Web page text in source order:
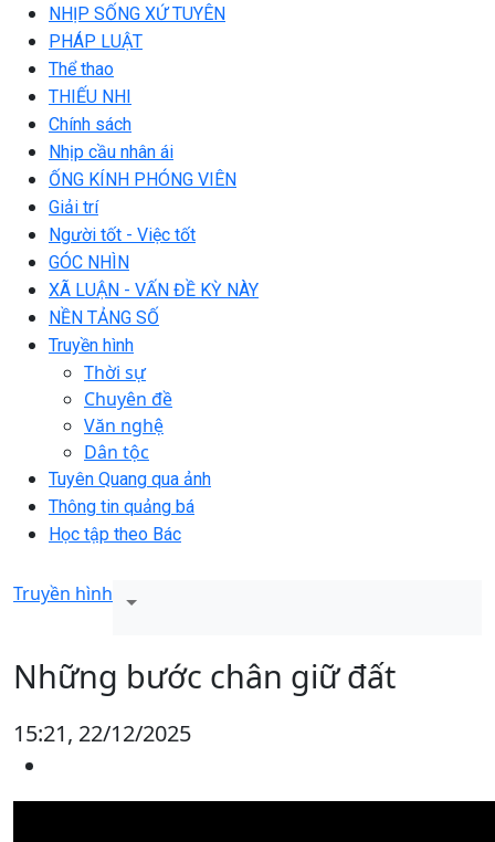
NHỊP SỐNG XỨ TUYÊN
PHÁP LUẬT
Thể thao
THIẾU NHI
Chính sách
Nhịp cầu nhân ái
ỐNG KÍNH PHÓNG VIÊN
Giải trí
Người tốt - Việc tốt
GÓC NHÌN
XÃ LUẬN - VẤN ĐỀ KỲ NÀY
NỀN TẢNG SỐ
Truyền hình
Thời sự
Chuyên đề
Văn nghệ
Dân tộc
Tuyên Quang qua ảnh
Thông tin quảng bá
Học tập theo Bác
Truyền hình
Những bước chân giữ đất
15:21, 22/12/2025